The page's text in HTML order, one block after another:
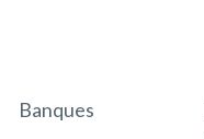
Banques